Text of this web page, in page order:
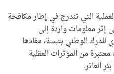
التي تندرج في إطار مكافحة
إثر معلومات واردة إلى
الوطني بتبسة، مفادها
من المؤثرات العقلية
العاتر.